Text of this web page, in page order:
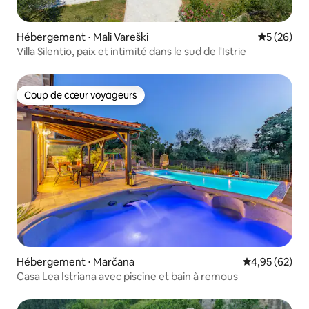
Hébergement ⋅ Mali Vareški
5 (26)
Villa Silentio, paix et intimité dans le sud de l'Istrie
Coup de cœur voyageurs
Coup de cœur voyageurs
Hébergement ⋅ Marčana Évaluation
4,95 (62)
Casa Lea Istriana avec piscine et bain à remous